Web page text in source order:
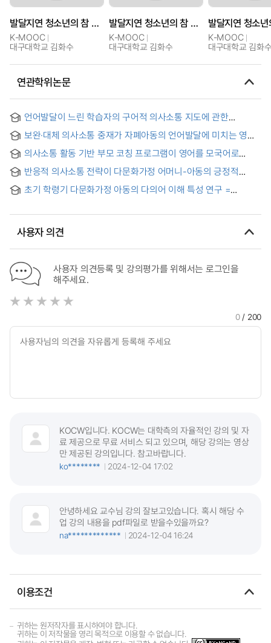
발달지연 청소년의 참 세상살이를 위한 의사소통(5)
K-MOOC
대구대학교 김화수
발달지연 청소년의 참 세상살이를 위한 의사소통(2): 학업과 학교생활에 관한 기술
K-MOOC
대구대학교 김화수
K-MOOC
대구대학교 김화
연관학위논문
언어발달이 느린 학습자의 구어적 의사소통 지도에 관한
실행연구 : 읽기 따라잡기 프로그램을 기반으로 = Action
Research on oral communication teaching for learners with
slow language development:Based on ‘Ilg-gi Ttalajabgi’
progrm
보완·대체 의사소통 중재가 자폐아동의 언어발달에 미치는 영향
= (The) Effect of Alternative-Augmentative
Communication on the Language Development of
Children with Autism
의사소통 활동 기반 부모 코칭 프로그램이 영어를 모국어로
사용하는 한국 거주 언어발달장애 아동의 언어발달에 미치는
영향 = The Effect of the Communicative Activities-Based
Parent Coaching Program (CAPCP) on the Language
Development of English-Speaking Children with Language
반응적 의사소통 전략이 다문화가정 어머니-아동의 긍정적
상호작용에 미치는 효과 = The Effects of Responsive
Communication Strategies on Positive Parent-Child
초기 학령기 다문화가정 아동의 다의어 이해 특성 연구 =
Years Study On The Characteristics Of Multilingualism
사용자 의견
사용자 의견등록 및 강의평가를 위해서는 로그인을
해주세요.
0/ 200
KOCW입니다. KOCW는 대학측의 자율적인 강의 및 자
료 제공으로 무료 서비스 되고 있으며, 해당 강의는 영상
만 제공된 강의입니다. 참고바랍니다.
ko********
2024-12-04 17:02
안녕하세요 교수님 강의 잘보고있습니다. 혹시 해당 수
업 강의 내용을 pdf파일로 받을수있을까요?
na*************
2024-12-04 16:24
이용조건
귀하는 원저작자를 표시하여야 합니다.
귀하는 이 저작물을 영리 목적으로 이용할 수 없습니다.